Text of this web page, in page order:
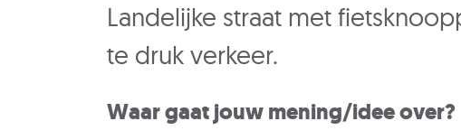
Landelijke straat met
te druk verkeer.
Waar gaat jouw mening/idee over?